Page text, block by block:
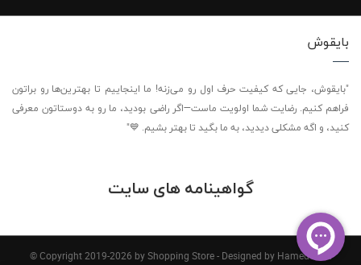
بایقوش
"بایقوش، جایی که کیفیت حرف اول رو می‌زنه! ما اینجاییم تا بهترین‌ها رو براتون
فراهم کنیم. رضایت شما اولویت ماست—اگر راضی بودید، ما رو به دوستاتون معرفی
کنید، و اگه مشکلی دیدید، به ما بگید تا بهتر بشیم. 💙"
گواهینامه های سایت
© Copyright 2019-2026 by Shopping Store - Designed by Hamed Ahdi